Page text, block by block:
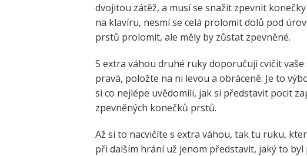
dvojitou zátěž, a musí se snažit zpevnit
na klavíru, nesmí se celá prolomit dolů pod
prstů prolomit, ale měly by zůstat zpevněné.
S extra váhou druhé ruky doporučuji cvičit
pravá, položte na ni levou a obráceně. Je to
si co nejlépe uvědomili, jak si představit pocit
zpevněných konečků prstů.
Až si to nacvičíte s extra váhou, tak tu ruku,
při dalším hrání už jenom představit, jaký to